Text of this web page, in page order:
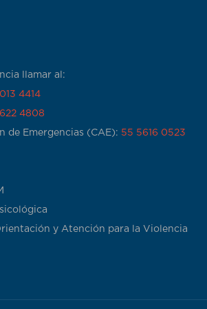
llamar al:
4414
4808
de Emergencias (CAE): 55 5616 0523
y Atención para la Violencia